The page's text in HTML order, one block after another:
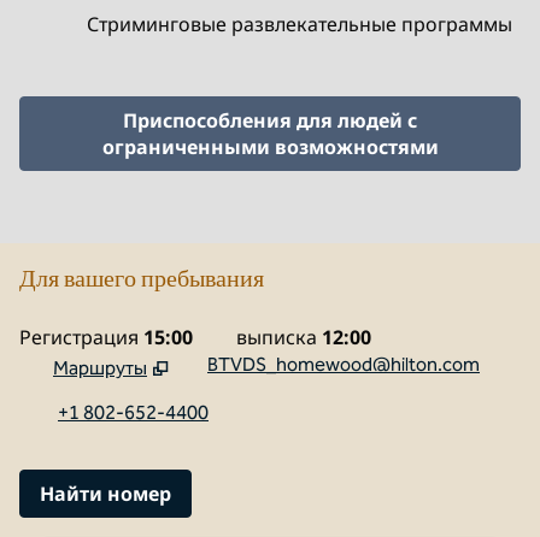
Стриминговые развлекательные программы
Приспособления для людей с
ограниченными возможностями
Для вашего пребывания
Регистрация 15:00 выписка 12:00
Маршруты
Открывается новая вкладка
BTVDS_homewood@hilton.com
+1 802-652-4400
Найти номер